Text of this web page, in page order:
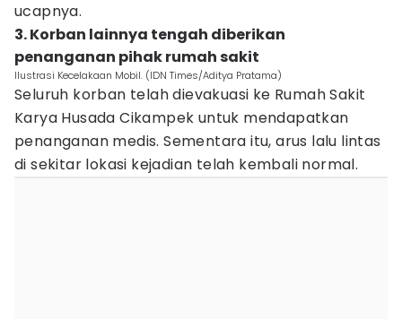
ucapnya.
3. Korban lainnya tengah diberikan
penanganan pihak rumah sakit
Ilustrasi Kecelakaan Mobil. (IDN Times/Aditya Pratama)
Seluruh korban telah dievakuasi ke Rumah Sakit
Karya Husada Cikampek untuk mendapatkan
penanganan medis. Sementara itu, arus lalu lintas
di sekitar lokasi kejadian telah kembali normal.